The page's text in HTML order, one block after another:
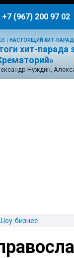
+7 (967) 200 97 02
НАСТОЯЩИЙ ХИТ-ПАРАД
хит-парада
Нуждин,
Шоу-бизнес